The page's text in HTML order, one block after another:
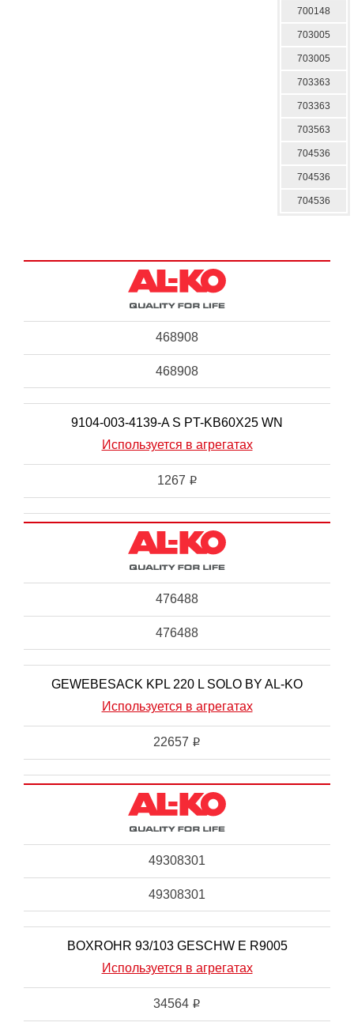
700148
703005
703005
703363
703363
703563
704536
704536
704536
468908
468908
9104-003-4139-A S PT-KB60X25 WN
Используется в агрегатах
1267 i
476488
476488
GEWEBESACK KPL 220 L SOLO BY AL-KO
Используется в агрегатах
22657 i
49308301
49308301
BOXROHR 93/103 GESCHW E R9005
Используется в агрегатах
34564 i